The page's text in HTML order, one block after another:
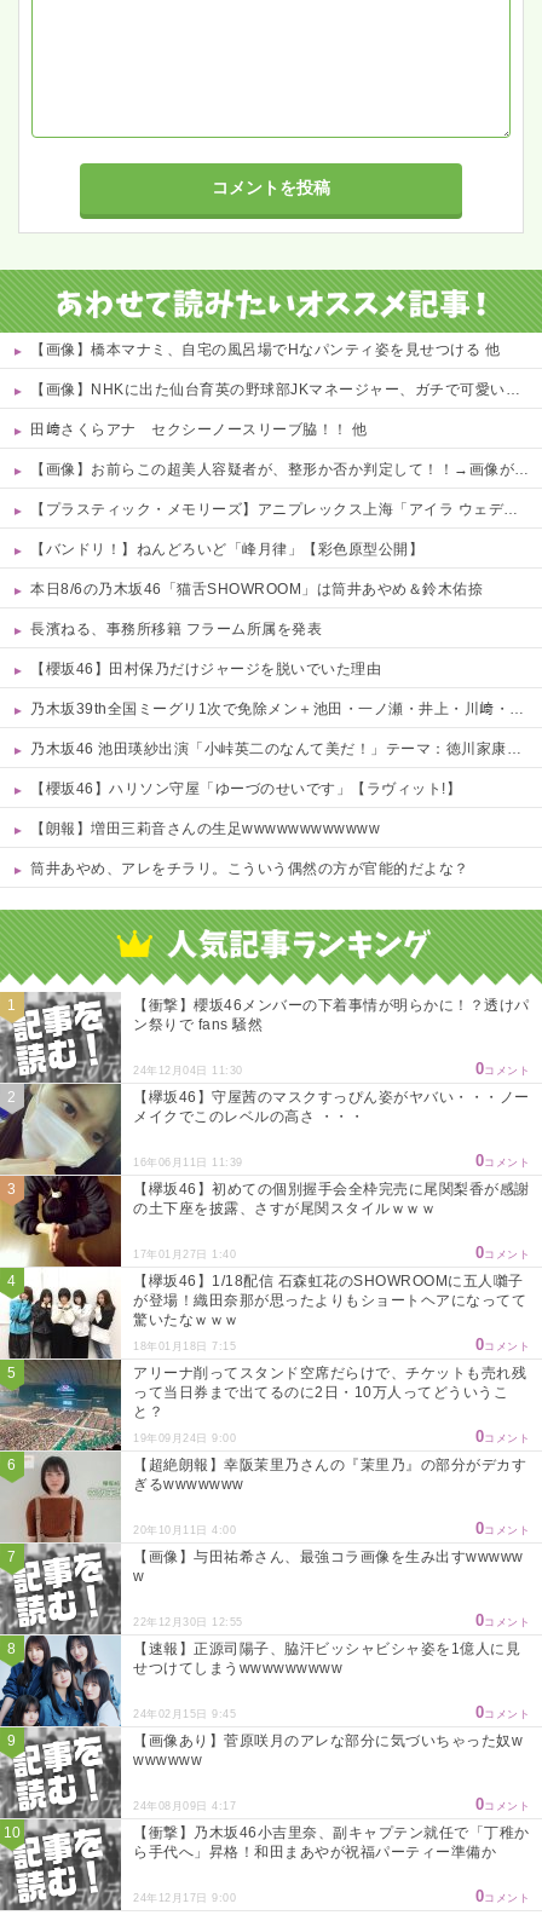
【画像】橋本マナミ、自宅の風呂場でHなパンティ姿を見せつける 他
【画像】NHKに出た仙台育英の野球部JKマネージャー、ガチで可愛いぞ 他
田﨑さくらアナ セクシーノースリーブ脇！！ 他
【画像】お前らこの超美人容疑者が、整形か否か判定して！！→画像がこちらw w w w w w w w w w
【プラスティック・メモリーズ】アニプレックス上海「アイラ ウェディングドレスVer.」フィギュア【予約開始】
【バンドリ！】ねんどろいど「峰月律」【彩色原型公開】
本日8/6の乃木坂46「猫舌SHOWROOM」は筒井あやめ＆鈴木佑捺
長濱ねる、事務所移籍 フラーム所属を発表
【櫻坂46】田村保乃だけジャージを脱いでいた理由
乃木坂39th全国ミーグリ1次で免除メン＋池田・一ノ瀬・井上・川﨑・菅原・中西が全完売
乃木坂46 池田瑛紗出演「小峠英二のなんて美だ！」テーマ：徳川家康【2025.8.5 24:00〜 TOKYO MX】
【櫻坂46】ハリソン守屋「ゆーづのせいです」【ラヴィット!】
【朗報】増田三莉音さんの生足wwwwwwwwwwww
筒井あやめ、アレをチラリ。こういう偶然の方が官能的だよな？
【衝撃】櫻坂46メンバーの下着事情が明らかに！？透けパ
ン祭りで fans 騒然
24年12月04日 11:30 0コメント
【欅坂46】守屋茜のマスクすっぴん姿がヤバい・・・ノー
メイクでこのレベルの高さ ・・・
16年06月11日 11:39 0コメント
【欅坂46】初めての個別握手会全枠完売に尾関梨香が感謝
の土下座を披露、さすが尾関スタイルｗｗｗ
17年01月27日 1:40 0コメント
【欅坂46】1/18配信 石森虹花のSHOWROOMに五人囃子
が登場！織田奈那が思ったよりもショートヘアになってて
驚いたなｗｗｗ
18年01月18日 7:15 0コメント
アリーナ削ってスタンド空席だらけで、チケットも売れ残
って当日券まで出てるのに2日・10万人ってどういうこ
と？
19年09月24日 9:00 0コメント
【超絶朗報】幸阪茉里乃さんの『茉里乃』の部分がデカす
ぎるwwwwwww
20年10月11日 4:00 0コメント
【画像】与田祐希さん、最強コラ画像を生み出すwwwww
w
22年12月30日 12:55 0コメント
【速報】正源司陽子、脇汗ビッシャビシャ姿を1億人に見
せつけてしまうwwwwwwwww
24年02月15日 9:45 0コメント
【画像あり】菅原咲月のアレな部分に気づいちゃった奴w
wwwwww
24年08月09日 4:17 0コメント
【衝撃】乃木坂46小吉里奈、副キャプテン就任で「丁稚か
ら手代へ」昇格！和田まあやが祝福パーティー準備か
24年12月17日 9:00 0コメント